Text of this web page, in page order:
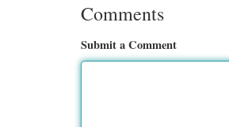
Comments
Submit a Comment